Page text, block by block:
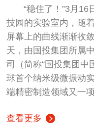
“稳住了！”3月
技园的实验室内，随
屏幕上的曲线渐渐收
天，由国投集团所属
司（简称“国投集团中
球首个纳米级微振动
端精密制造领域又一项
查看更多